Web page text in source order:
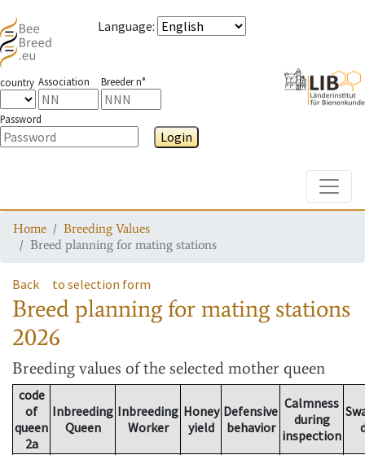
Language:
country Association Breeder n°
Password
Login
Home
Breeding Values
Breed planning for mating stations
Back to selection form
Breed planning for mating stations
2026
Breeding values of the selected mother queen
code
of
queen
2a
Inbreeding
Queen
Inbreeding
Worker
Honey
yield
Defensive
behavior
Calmness
during
inspection